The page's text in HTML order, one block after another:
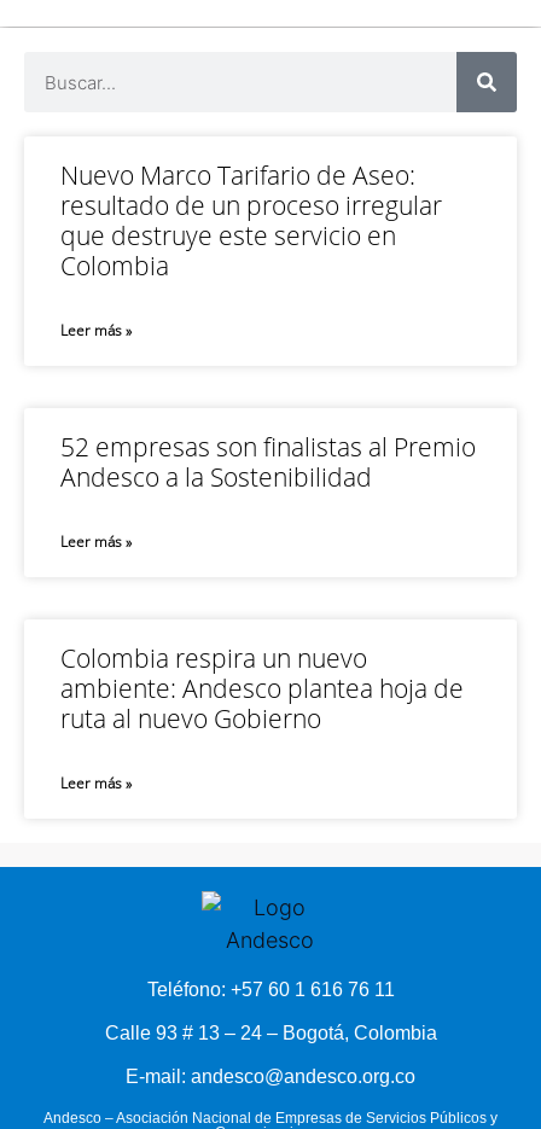
Nuevo Marco Tarifario de Aseo:
resultado de un proceso irregular
que destruye este servicio en
Colombia
Leer más »
52 empresas son finalistas al Premio
Andesco a la Sostenibilidad
Leer más »
Colombia respira un nuevo
ambiente: Andesco plantea hoja de
ruta al nuevo Gobierno
Leer más »
Teléfono: +57 60 1 616 76 11
Calle 93 # 13 – 24 – Bogotá, Colombia
E-mail: andesco@andesco.org.co
Andesco – Asociación Nacional de Empresas de Servicios Públicos y